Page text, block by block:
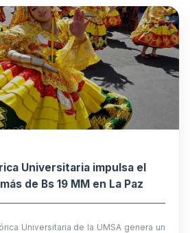
Universitaria impulsa el
de Bs 19 MM en La Paz
Universitaria de la UMSA genera un